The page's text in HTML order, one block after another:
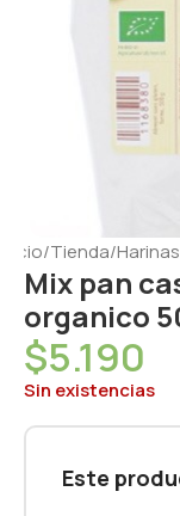
/Tienda/
Mix pan
organico
$5.190
Sin existencias
Este